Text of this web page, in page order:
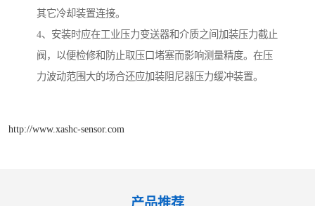
其它冷却装置连接。
4、安装时应在工业压力变送器和介质之间加装压力截止
阀，以便检修和防止取压口堵塞而影响测量精度。在压
力波动范围大的场合还应加装阻尼器压力缓冲装置。
http://www.xashc-sensor.com
产品推荐